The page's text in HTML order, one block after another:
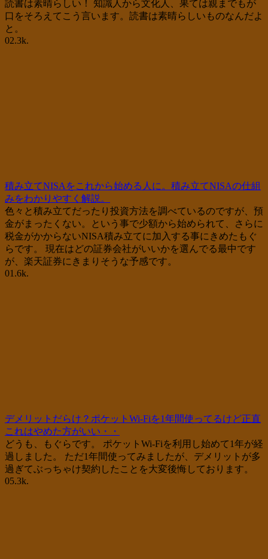
読書は素晴らしい！ 知識人から文化人、果ては親までもが
口をそろえてこう言います。読書は素晴らしいものなんだよ
と。
02.3k.
積み立てNISAをこれから始める人に。積み立てNISAの仕組
みをわかりやすく解説。
色々と積み立てだったり投資方法を調べているのですが、預
金がまったくない。という事で少額から始められて、さらに
税金がかからないNISA積み立てに加入する事にきめたもぐ
らです。 現在はどの証券会社がいいかを選んでる最中です
が、楽天証券にきまりそうな予感です。
01.6k.
デメリットだらけ？ポケットWi-Fiを1年間使ってるけど正直
これはやめた方がいい・・
どうも、もぐらです。 ポケットWi-Fiを利用し始めて1年が経
過しました。 ただ1年間使ってみましたが、デメリットが多
過ぎてぶっちゃけ契約したことを大変後悔しております。
05.3k.